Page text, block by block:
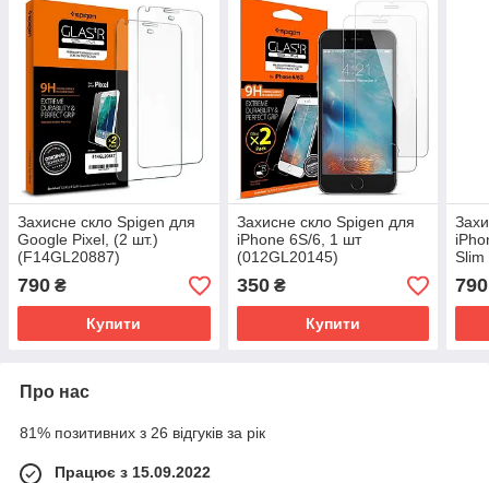
Захисне скло Spigen для
Google Pixel, (2 шт.)
(F14GL20887)
790 ₴
Купити
Захисне скло Spigen для
iPhone 6S/6, 1 шт
(012GL20145)
350₴
Купити
790
Про нас
81% позитивних з 26 відгуків за рік
Працює з 15.09.2022